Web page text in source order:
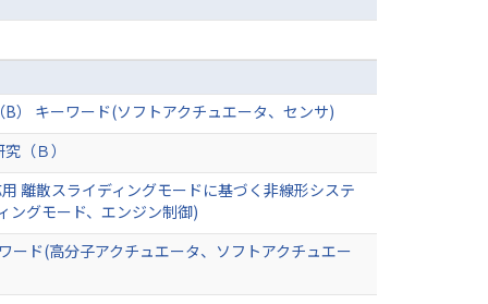
） キーワード(ソフトアクチュエータ、センサ)
（Ｂ）
離散スライディングモードに基づく非線形システ
ングモード、エンジン制御)
ード(高分子アクチュエータ、ソフトアクチュエー